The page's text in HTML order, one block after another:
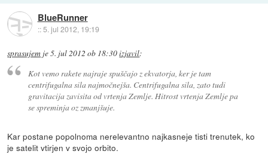
BlueRunner
::5. jul 2012, 19:19
sprasujem je5. jul 2012 ob 18:30izjavil:
Kot vemo rakete najraje spuščajo z ekvatorja, ker je tam
centrifugalna sila najmočnejša. Centrifugalna sila, zato tudi
gravitacija zavisita od vrtenja Zemlje. Hitrost vrtenja Zemlje pa
se spreminja oz zmanjšuje.
Kar postane popolnoma nerelevantno najkasneje tisti trenutek, ko
je satelit vtirjen v svojo orbito.